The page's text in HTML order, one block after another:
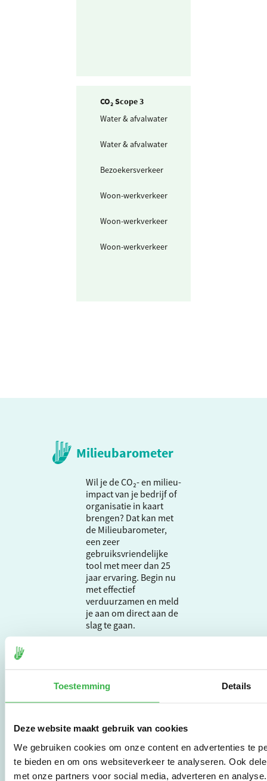
Toestemming Details
Deze website maakt gebruik van cookies
We gebruiken cookies om onze content en advertenties te
te bieden en om ons websiteverkeer te analyseren. Ook
met onze partners voor social media, adverteren en
CO₂ Scope 3
Water & afvalwater
Water & afvalwater
Bezoekersverkeer
Woon-werkverkeer
Woon-werkverkeer
Woon-werkverkeer
Milieubarometer
Wil je de CO₂- en milieu-
impact van je bedrijf of
organisatie in kaart
brengen? Dat kan met
de Milieubarometer,
een zeer
gebruiksvriendelijke
tool met meer dan 25
jaar ervaring. Begin nu
met effectief
verduurzamen en meld
je aan om direct aan de
slag te gaan.
Stichting Stimular.
Stichting Stimular
vraag om
duurzaamheid naar
praktische
instrumenten en
werkwijzen voor